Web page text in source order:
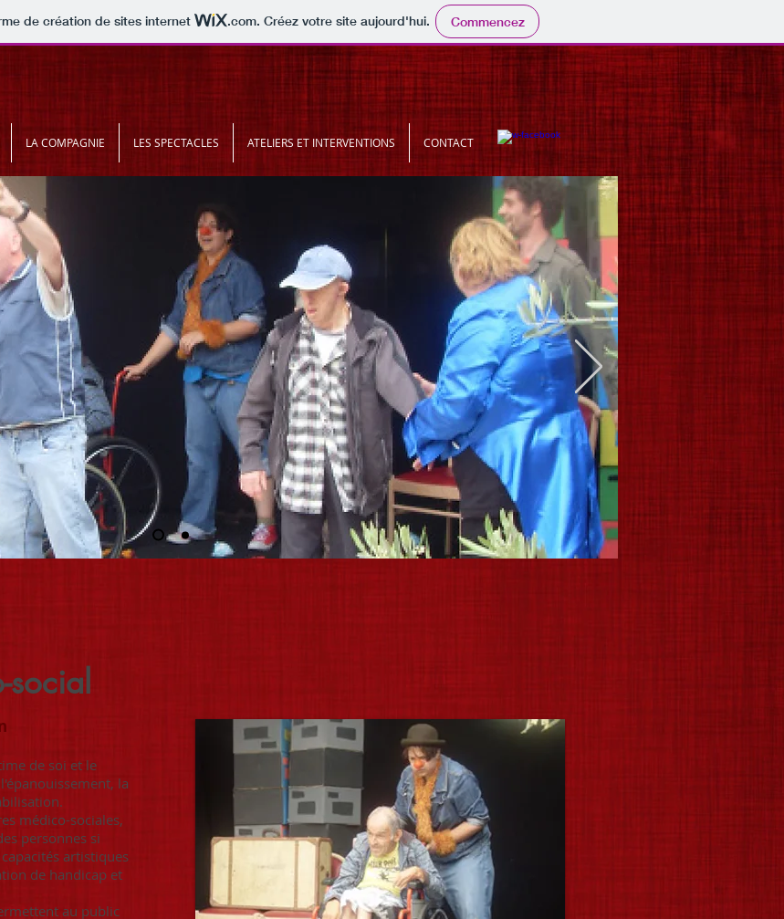
de création de sites internet .com. Créez votre site aujourd'hui. Commencez
LA COMPAGNIE LES SPECTACLES ATELIERS ET INTERVENTIONS CONTACT
social
de soi et le
la
médico-sociales,
personnes si
artistiques
de handicap et
au public